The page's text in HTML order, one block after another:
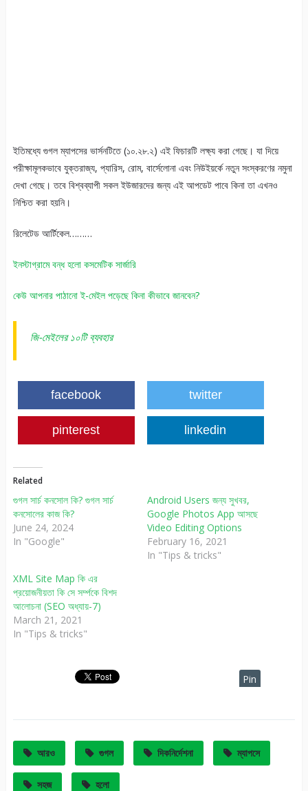
ইতিমধ্যে গুগল ম্যাপসের ভার্সনটিতে (১০.২৮.২) এই ফিচারটি লক্ষ্য করা গেছে। যা দিয়ে
পরীক্ষামূলকভাবে যুক্তরাজ্য, প্যারিস, রোম, বার্সেলোনা এবং নিউইয়র্কে নতুন সংস্করণের নমুনা
দেখা গেছে। তবে বিশ্বব্যাপী সকল ইউজারদের জন্য এই আপডেট পাবে কিনা তা এখনও
নিশ্চিত করা হয়নি।
রিলেটেড আর্টিকেল………
ইনস্টাগ্রামে বন্ধ হলো কসমেটিক সার্জারি
কেউ আপনার পাঠানো ই-মেইল পড়েছে কিনা কীভাবে জানবেন?
জি-মেইলের ১০টি ব্যবহার
facebook twitter
pinterest linkedin
Related
গুগল সার্চ কনসোল কি? গুগল সার্চ
কনসোলের কাজ কি?
June 24, 2024
In "Google"
Android Users জন্য সুখবর,
Google Photos App আসছে
Video Editing Options
February 16, 2021
In "Tips & tricks"
XML Site Map কি এর
প্রয়োজনীয়তা কি সে সর্ম্পকে বিশদ
আলোচনা (SEO অধ্যায়-7)
March 21, 2021
In "Tips & tricks"
Pin
আরও গুগল দিকনির্দেশনা ম্যাপসে
সহজ হলো